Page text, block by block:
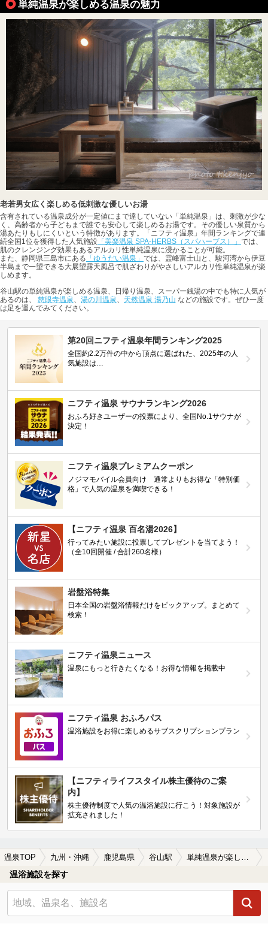
単純温泉が楽しめる温泉の魅力
老若男女広く楽しめる低刺激な優しいお湯
含有されている温泉成分が一定値にまで達していない「単純温泉」は、刺激が少な
く、高齢者から子どもまで誰でも安心して楽しめるお湯です。その優しい泉質から
湯あたりもしにくいという特徴があります。「ニフティ温泉」年間ランキングで連
続全国1位を獲得した人気施設 「美楽温泉 SPA-HERBS（スパハーブス）」 では、
肌のクレンジング効果もあるアルカリ性単純温泉に浸かることが可能。
また、静岡県三島市にある 「ゆうだい温泉」 では、霊峰富士山と、駿河湾から伊豆
半島まで一望できる大展望露天風呂で肌ざわりがやさしいアルカリ性単純温泉が楽
しめます。
谷山駅の単純温泉が楽しめる温泉、日帰り温泉、スーパー銭湯の中でも特に人気が
あるのは、 慈眼寺温泉、 湯の川温泉、 天然温泉 湯乃山 などの施設です。ぜひ一度
は足を運んでみてください。
第20回ニフティ温泉年間ランキング2025
全国約2.2万件の中から頂点に選ばれた、2025年の人
気施設は…
ニフティ温泉 サウナランキング2026
おふろ好きユーザーの投票により、全国No.1サウナが
決定！
ニフティ温泉プレミアムクーポン
ノジマモバイル会員向け 通常よりもお得な「特別価
格」で人気の温泉を満喫できる！
【ニフティ温泉 百名湯2026】
行ってみたい施設に投票してプレゼントを当てよう！
（全10回開催 / 合計260名様）
岩盤浴特集
日本全国の岩盤浴情報だけをピックアップ。まとめて
検索！
ニフティ温泉ニュース
温泉にもっと行きたくなる！お得な情報を掲載中
ニフティ温泉 おふろパス
温浴施設をお得に楽しめるサブスクリプションプラン
【ニフティライフスタイル株主優待のご案
内】
株主優待制度で人気の温浴施設に行こう！対象施設が
拡充されました！
温泉TOP 九州・沖縄 鹿児島県 谷山駅 単純温泉が楽しめる谷山駅近くの温泉、日帰り温泉、スーパー銭湯おすすめ
温浴施設を探す